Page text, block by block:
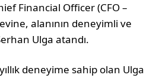
Financial Officer (CFO –
alanının deneyimli ve
Ulga atandı.
deneyime sahip olan Ulga